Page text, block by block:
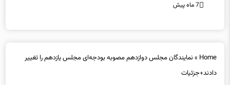
7 ماه پیش
Home
» نمایندگان مجلس دوازدهم مصوبه بودجه‌ای مجلس یازدهم را تغییر
دادند+جزئیات